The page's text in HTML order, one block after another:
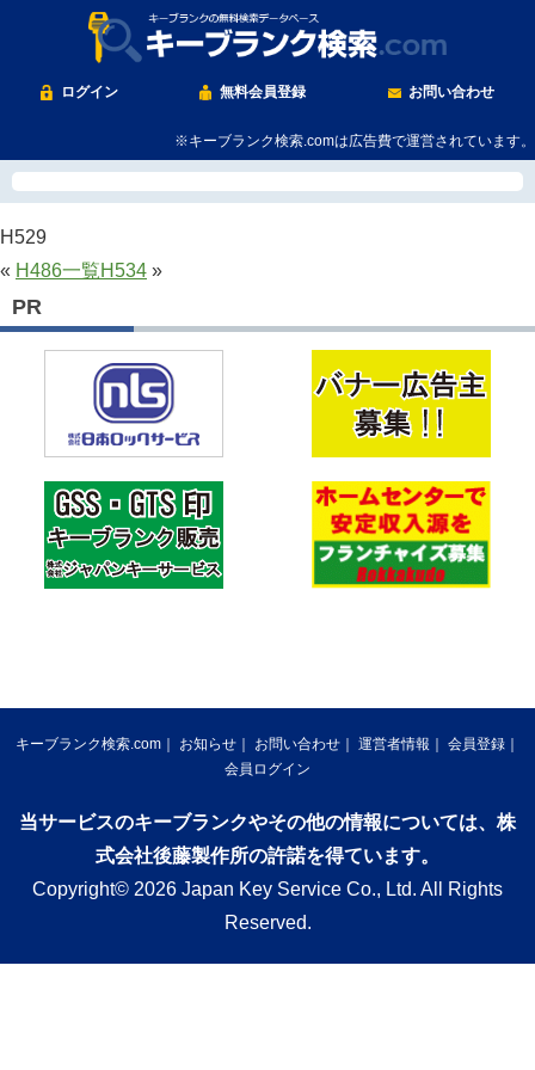
ログイン 無料会員登録 お問い合わせ
※キーブランク検索.comは広告費で運営されています。
H529
« H486一覧H534 »
PR
キーブランク検索.com お知らせ お問い合わせ 運営者情報
会員登録
会員ログイン
当サービスのキーブランクやその他の情報については、株
式会社後藤製作所の許諾を得ています。
Copyright© 2026 Japan Key Service Co., Ltd. All Rights
Reserved.